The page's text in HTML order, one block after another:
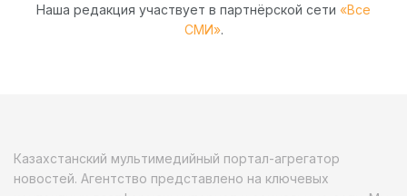
Наша редакция участвует в партнёрской сети «Все
СМИ».
Казахстанский мультимедийный портал-агрегатор
новостей. Агентство представлено на ключевых